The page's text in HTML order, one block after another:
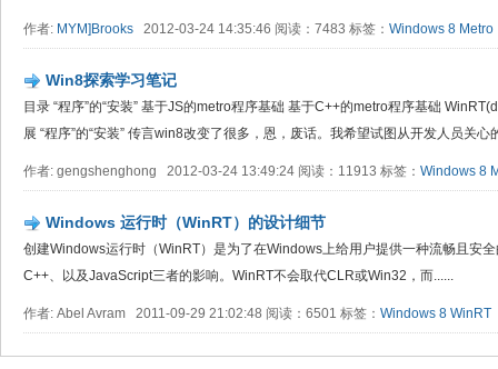
作者: MYM]Brooks 2012-03-24 14:35:46 阅读：7483 标签： Windows 8 Metro
Win8探索学习笔记
目录 “程序”的“安装” 基于JS的metro程序基础 基于C++的metro程序基础
展 “程序”的“安装” 传言win8改变了很多，恩，废话。我希望试图从开发人员关
作者: gengshenghong 2012-03-24 13:49:24 阅读：11913 标签： Windows 8
Windows 运行时（WinRT）的设计细节
创建Windows运行时（WinRT）是为了在Windows上给用户提供一种流畅且安
C++、以及JavaScript三者的影响。WinRT不会取代CLR或Win32，而......
作者: Abel Avram 2011-09-29 21:02:48 阅读：6501 标签： Windows 8 WinRT